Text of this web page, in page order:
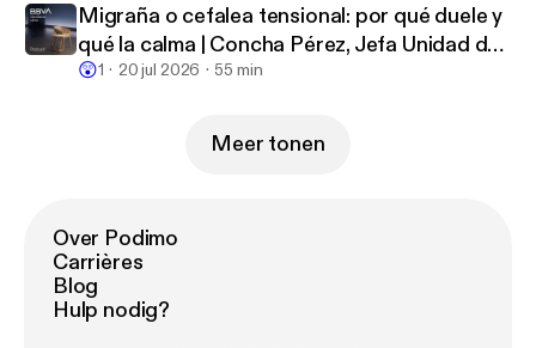
Migraña o cefalea tensional: por qué duele y
qué la calma | Concha Pérez, Jefa Unidad del
Dolor
😲1 20 jul 2026 55 min
Meer tonen
Over Podimo
Carrières
Blog
Hulp nodig?